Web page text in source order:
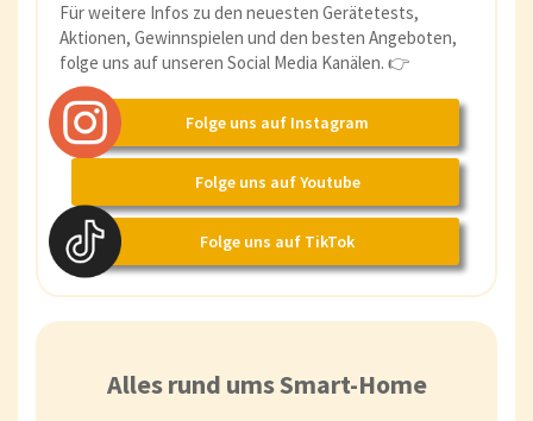
Für weitere Infos zu den neuesten Gerätetests,
Aktionen, Gewinnspielen und den besten Angeboten,
folge uns auf unseren Social Media Kanälen. 👉
Folge uns auf Instagram
Folge uns auf Youtube
Folge uns auf TikTok
Alles rund ums Smart-Home